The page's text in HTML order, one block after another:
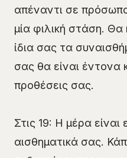
απέναντι σε
μία φιλική στάση.
ίδια σας τα
σας θα είναι έντονα
προθέσεις σας.
Στις 19: Η μέρα είναι
αισθηματικά σας.